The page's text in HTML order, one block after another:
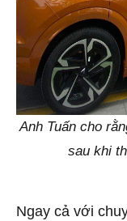
Anh Tuấn cho
sau khi
Ngay cả với